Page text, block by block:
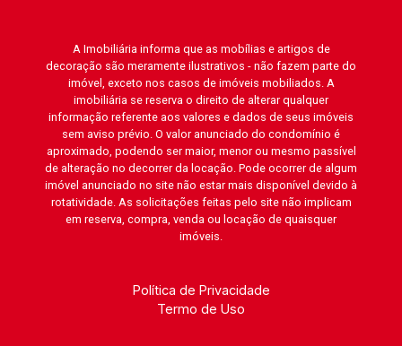
A Imobiliária informa que as mobílias e artigos de
decoração são meramente ilustrativos - não fazem parte do
imóvel, exceto nos casos de imóveis mobiliados. A
imobiliária se reserva o direito de alterar qualquer
informação referente aos valores e dados de seus imóveis
sem aviso prévio. O valor anunciado do condomínio é
aproximado, podendo ser maior, menor ou mesmo passível
de alteração no decorrer da locação. Pode ocorrer de algum
imóvel anunciado no site não estar mais disponível devido à
rotatividade. As solicitações feitas pelo site não implicam
em reserva, compra, venda ou locação de quaisquer
imóveis.
Política de Privacidade
Termo de Uso